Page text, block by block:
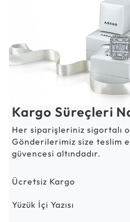
Kargo Süreçleri
Her siparişleriniz sigortalı
Gönderilerimiz size teslim
güvencesi altındadır.
Ücretsiz Kargo
Yüzük İçi Yazısı